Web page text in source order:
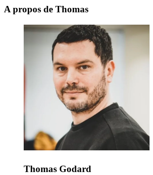
A propos de Thomas
Thomas Godard